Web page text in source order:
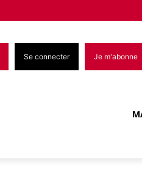
Se connecter Je m'abonne